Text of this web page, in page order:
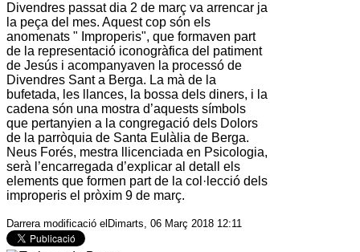
Divendres passat dia 2 de març va arrencar ja
la peça del mes. Aquest cop són els
anomenats " Improperis", que formaven part
de la representació iconogràfica del patiment
de Jesús i acompanyaven la processó de
Divendres Sant a Berga. La mà de la
bufetada, les llances, la bossa dels diners, i la
cadena són una mostra d’aquests símbols
que pertanyien a la congregació dels Dolors
de la parròquia de Santa Eulàlia de Berga.
Neus Forés, mestra llicenciada en Psicologia,
serà l’encarregada d’explicar al detall els
elements que formen part de la col·lecció dels
improperis el pròxim 9 de març.
Darrera modificació elDimarts, 06 Març 2018 12:11